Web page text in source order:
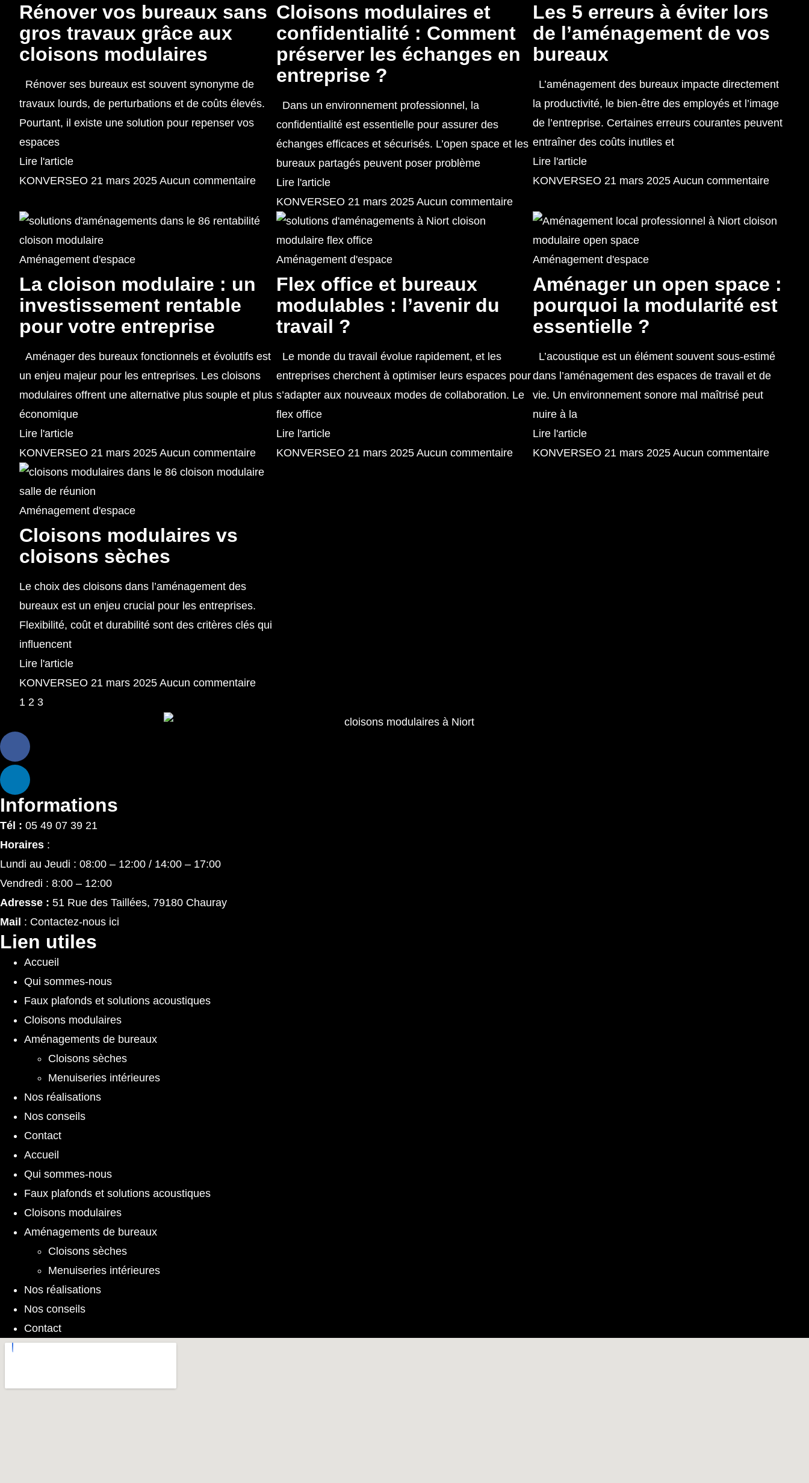
Rénover vos bureaux sans
gros travaux grâce aux
cloisons modulaires
Rénover ses bureaux est souvent synonyme de
travaux lourds, de perturbations et de coûts élevés.
Pourtant, il existe une solution pour repenser vos
espaces
Lire l'article
KONVERSEO 21 mars 2025 Aucun commentaire
Cloisons modulaires et
confidentialité : Comment
préserver les échanges en
entreprise ?
Dans un environnement professionnel, la
confidentialité est essentielle pour assurer des
échanges efficaces et sécurisés. L’open space et les
bureaux partagés peuvent poser problème
Lire l'article
KONVERSEO 21 mars 2025 Aucun commentaire
Les 5 erreurs à éviter lors
de l’aménagement de vos
bureaux
L’aménagement des bureaux impacte directement
la productivité, le bien-être des employés et l’image
de l’entreprise. Certaines erreurs courantes peuvent
entraîner des coûts inutiles et
Lire l'article
KONVERSEO 21 mars 2025Aucun commentaire
Aménagement d'espace
La cloison modulaire : un
investissement rentable
pour votre entreprise
Aménager des bureaux fonctionnels et évolutifs est
un enjeu majeur pour les entreprises. Les cloisons
modulaires offrent une alternative plus souple et plus
économique
Lire l'article
KONVERSEO 21 mars 2025 Aucun commentaire
Aménagement d'espace
Flex office et bureaux
modulables : l’avenir du
travail ?
Le monde du travail évolue rapidement, et les
entreprises cherchent à optimiser leurs espaces pour
s’adapter aux nouveaux modes de collaboration. Le
flex office
Lire l'article
KONVERSEO 21 mars 2025 Aucun commentaire
Aménagement d'espace
Aménager un open space :
pourquoi la modularité est
essentielle ?
L’acoustique est un élément souvent sous-estimé
dans l’aménagement des espaces de travail et de
vie. Un environnement sonore mal maîtrisé peut
nuire à la
Lire l'article
KONVERSEO 21 mars 2025Aucun commentaire
Aménagement d'espace
Cloisons modulaires vs
cloisons sèches
Le choix des cloisons dans l’aménagement des
bureaux est un enjeu crucial pour les entreprises.
Flexibilité, coût et durabilité sont des critères clés qui
influencent
Lire l'article
KONVERSEO 21 mars 2025 Aucun commentaire
1 2 3
Informations
Tél : 05 49 07 39 21
Horaires :
Lundi au Jeudi : 08:00 – 12:00 / 14:00 – 17:00
Vendredi : 8:00 – 12:00
Adresse : 51 Rue des Taillées, 79180 Chauray
Mail : Contactez-nous ici
Lien utiles
Accueil
Qui sommes-nous
Faux plafonds et solutions acoustiques
Cloisons modulaires
Aménagements de bureaux
Cloisons sèches
Menuiseries intérieures
Nos réalisations
Nos conseils
Contact
Accueil
Qui sommes-nous
Faux plafonds et solutions acoustiques
Cloisons modulaires
Aménagements de bureaux
Cloisons sèches
Menuiseries intérieures
Nos réalisations
Nos conseils
Contact